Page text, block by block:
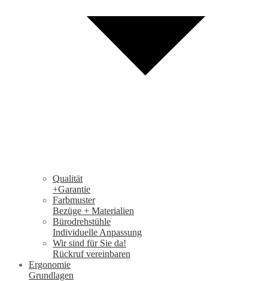
Qualität
+Garantie
Farbmuster
Bezüge + Materialien
Bürodrehstühle
Individuelle Anpassung
Wir sind für Sie da!
Rückruf vereinbaren
Ergonomie
Grundlagen